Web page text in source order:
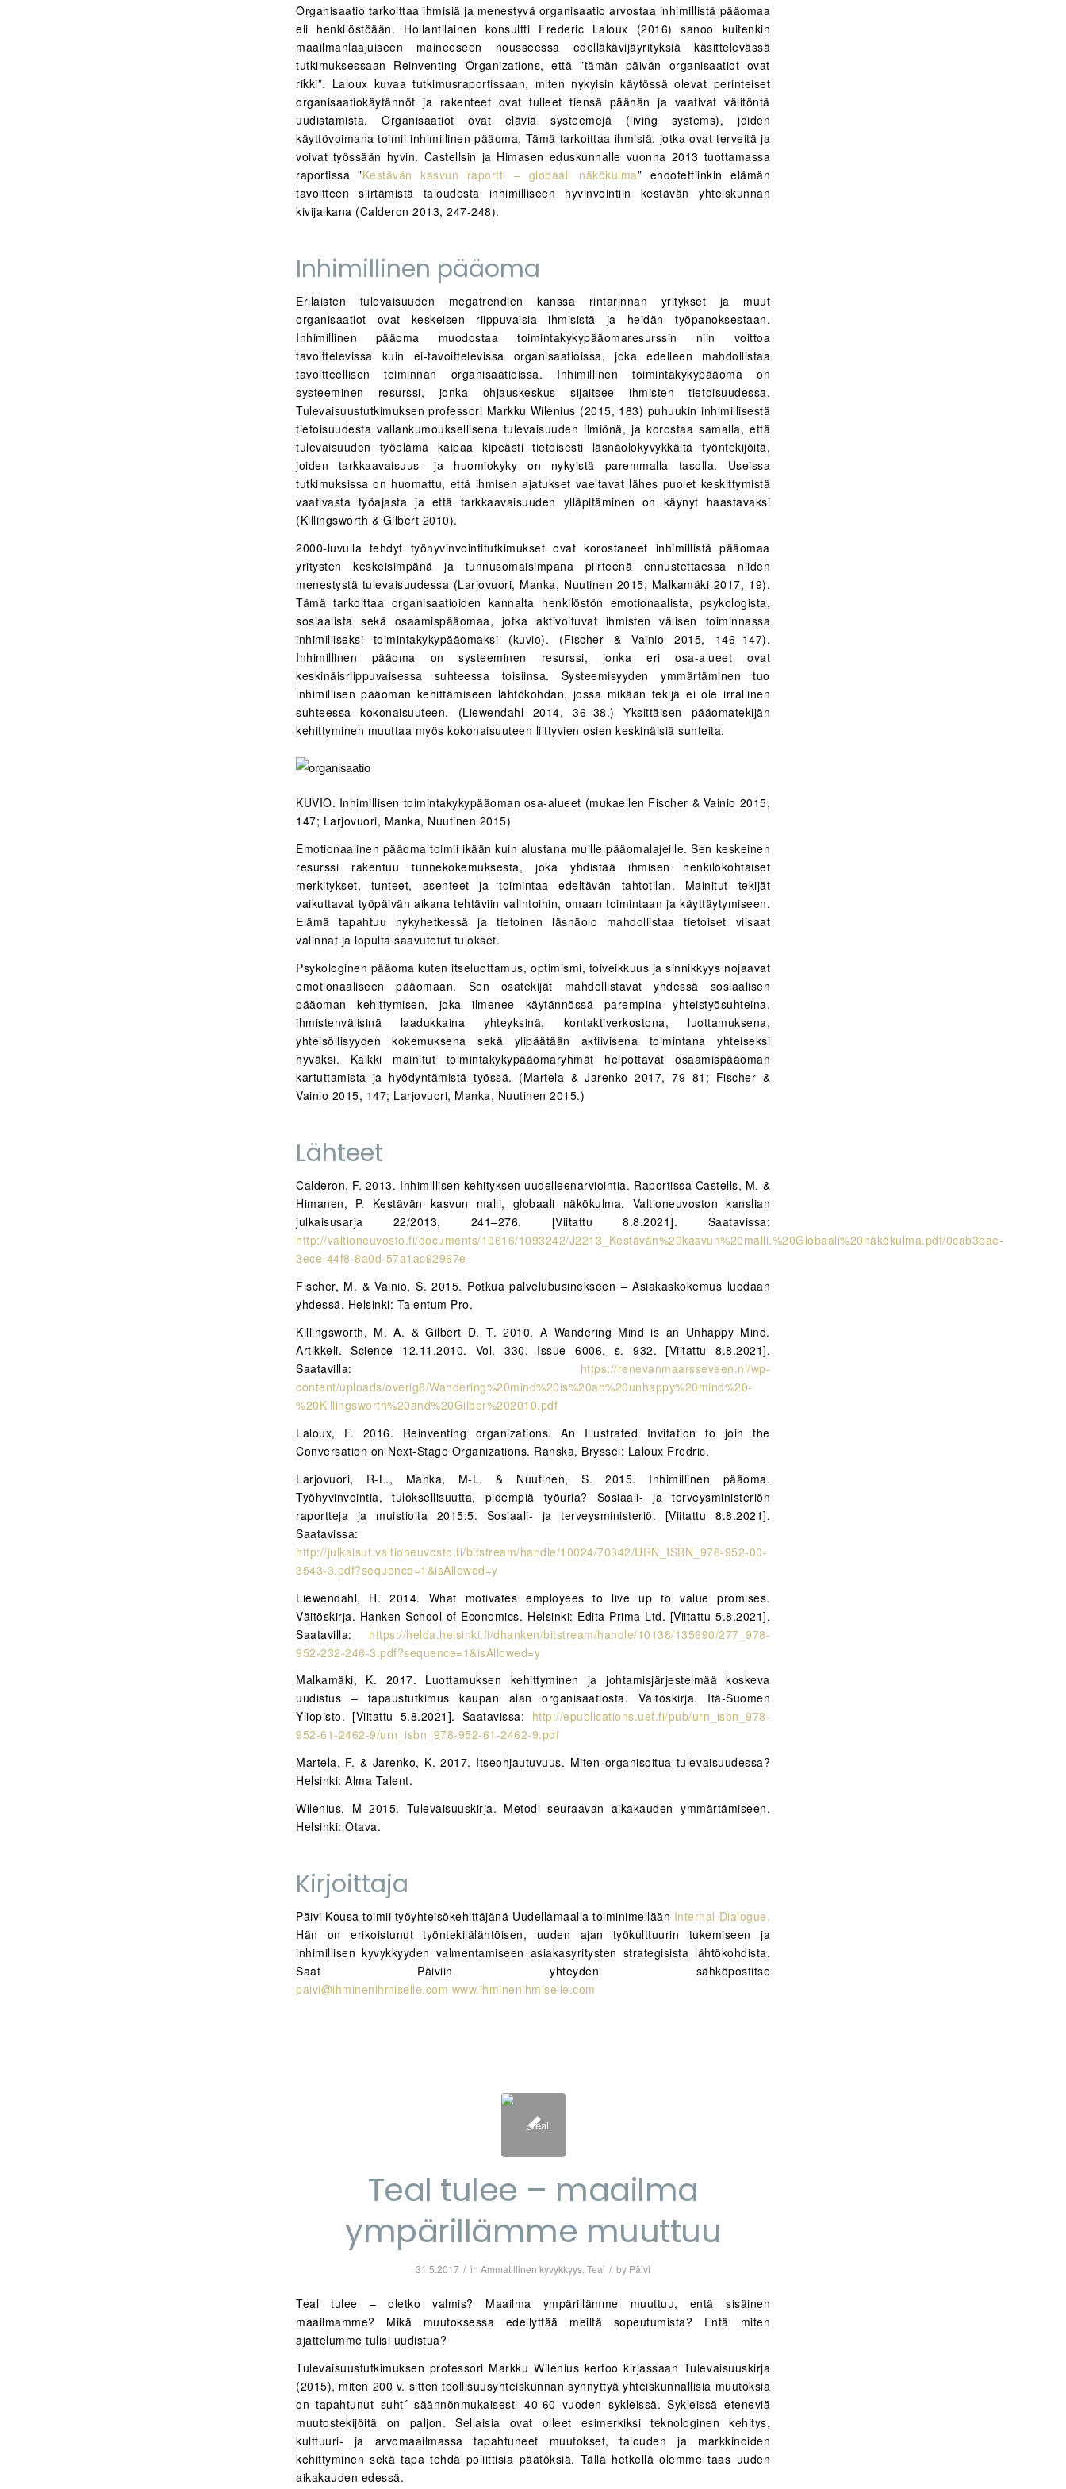
Organisaatio tarkoittaa ihmisiä ja menestyvä organisaatio arvostaa inhimillistä pääomaa
eli henkilöstöään. Hollantilainen konsultti Frederic Laloux (2016) sanoo kuitenkin
maailmanlaajuiseen maineeseen nousseessa edelläkävijäyrityksiä käsittelevässä
tutkimuksessaan Reinventing Organizations, että ”tämän päivän organisaatiot ovat
rikki”. Laloux kuvaa tutkimusraportissaan, miten nykyisin käytössä olevat perinteiset
organisaatiokäytännöt ja rakenteet ovat tulleet tiensä päähän ja vaativat välitöntä
uudistamista. Organisaatiot ovat eläviä systeemejä (living systems), joiden
käyttövoimana toimii inhimillinen pääoma. Tämä tarkoittaa ihmisiä, jotka ovat terveitä ja
voivat työssään hyvin. Castellsin ja Himasen eduskunnalle vuonna 2013 tuottamassa
raportissa ”Kestävän kasvun raportti – globaali näkökulma” ehdotettiinkin elämän
tavoitteen siirtämistä taloudesta inhimilliseen hyvinvointiin kestävän yhteiskunnan
kivijalkana (Calderon 2013, 247-248).
Inhimillinen pääoma
Erilaisten tulevaisuuden megatrendien kanssa rintarinnan yritykset ja muut
organisaatiot ovat keskeisen riippuvaisia ihmisistä ja heidän työpanoksestaan.
Inhimillinen pääoma muodostaa toimintakykypääomaresurssin niin voittoa
tavoittelevissa kuin ei-tavoittelevissa organisaatioissa, joka edelleen mahdollistaa
tavoitteellisen toiminnan organisaatioissa. Inhimillinen toimintakykypääoma on
systeeminen resurssi, jonka ohjauskeskus sijaitsee ihmisten tietoisuudessa.
Tulevaisuustutkimuksen professori Markku Wilenius (2015, 183) puhuukin inhimillisestä
tietoisuudesta vallankumouksellisena tulevaisuuden ilmiönä, ja korostaa samalla, että
tulevaisuuden työelämä kaipaa kipeästi tietoisesti läsnäolokyvykkäitä työntekijöitä,
joiden tarkkaavaisuus- ja huomiokyky on nykyistä paremmalla tasolla. Useissa
tutkimuksissa on huomattu, että ihmisen ajatukset vaeltavat lähes puolet keskittymistä
vaativasta työajasta ja että tarkkaavaisuuden ylläpitäminen on käynyt haastavaksi
(Killingsworth & Gilbert 2010).
2000-luvulla tehdyt työhyvinvointitutkimukset ovat korostaneet inhimillistä pääomaa
yritysten keskeisimpänä ja tunnusomaisimpana piirteenä ennustettaessa niiden
menestystä tulevaisuudessa (Larjovuori, Manka, Nuutinen 2015; Malkamäki 2017, 19).
Tämä tarkoittaa organisaatioiden kannalta henkilöstön emotionaalista, psykologista,
sosiaalista sekä osaamispääomaa, jotka aktivoituvat ihmisten välisen toiminnassa
inhimilliseksi toimintakykypääomaksi (kuvio). (Fischer & Vainio 2015, 146–147).
Inhimillinen pääoma on systeeminen resurssi, jonka eri osa-alueet ovat
keskinäisriippuvaisessa suhteessa toisiinsa. Systeemisyyden ymmärtäminen tuo
inhimillisen pääoman kehittämiseen lähtökohdan, jossa mikään tekijä ei ole irrallinen
suhteessa kokonaisuuteen. (Liewendahl 2014, 36–38.) Yksittäisen pääomatekijän
kehittyminen muuttaa myös kokonaisuuteen liittyvien osien keskinäisiä suhteita.
KUVIO. Inhimillisen toimintakykypääoman osa-alueet (mukaellen Fischer & Vainio 2015,
147; Larjovuori, Manka, Nuutinen 2015)
Emotionaalinen pääoma toimii ikään kuin alustana muille pääomalajeille. Sen keskeinen
resurssi rakentuu tunnekokemuksesta, joka yhdistää ihmisen henkilökohtaiset
merkitykset, tunteet, asenteet ja toimintaa edeltävän tahtotilan. Mainitut tekijät
vaikuttavat työpäivän aikana tehtäviin valintoihin, omaan toimintaan ja käyttäytymiseen.
Elämä tapahtuu nykyhetkessä ja tietoinen läsnäolo mahdollistaa tietoiset viisaat
valinnat ja lopulta saavutetut tulokset.
Psykologinen pääoma kuten itseluottamus, optimismi, toiveikkuus ja sinnikkyys nojaavat
emotionaaliseen pääomaan. Sen osatekijät mahdollistavat yhdessä sosiaalisen
pääoman kehittymisen, joka ilmenee käytännössä parempina yhteistyösuhteina,
ihmistenvälisinä laadukkaina yhteyksinä, kontaktiverkostona, luottamuksena,
yhteisöllisyyden kokemuksena sekä ylipäätään aktiivisena toimintana yhteiseksi
hyväksi. Kaikki mainitut toimintakykypääomaryhmät helpottavat osaamispääoman
kartuttamista ja hyödyntämistä työssä. (Martela & Jarenko 2017, 79–81; Fischer &
Vainio 2015, 147; Larjovuori, Manka, Nuutinen 2015.)
Lähteet
Calderon, F. 2013. Inhimillisen kehityksen uudelleenarviointia. Raportissa Castells, M. &
Himanen, P. Kestävän kasvun malli, globaali näkökulma. Valtioneuvoston kanslian
julkaisusarja 22/2013, 241–276. [Viitattu 8.8.2021]. Saatavissa:
http://valtioneuvosto.fi/documents/10616/1093242/J2213_Kestävän%20kasvun%20malli.%20Globaali%20näkökulma.pdf/0cab3bae-
3ece-44f8-8a0d-57a1ac92967e
Fischer, M. & Vainio, S. 2015. Potkua palvelubusinekseen – Asiakaskokemus luodaan
yhdessä. Helsinki: Talentum Pro.
Killingsworth, M. A. & Gilbert D. T. 2010. A Wandering Mind is an Unhappy Mind.
Artikkeli. Science 12.11.2010. Vol. 330, Issue 6006, s. 932. [Viitattu 8.8.2021].
Saatavilla: https://renevanmaarsseveen.nl/wp-
content/uploads/overig8/Wandering%20mind%20is%20an%20unhappy%20mind%20-
%20Killingsworth%20and%20Gilber%202010.pdf
Laloux, F. 2016. Reinventing organizations. An Illustrated Invitation to join the
Conversation on Next-Stage Organizations. Ranska, Bryssel: Laloux Fredric.
Larjovuori, R-L., Manka, M-L. & Nuutinen, S. 2015. Inhimillinen pääoma.
Työhyvinvointia, tuloksellisuutta, pidempiä työuria? Sosiaali- ja terveysministeriön
raportteja ja muistioita 2015:5. Sosiaali- ja terveysministeriö. [Viitattu 8.8.2021].
Saatavissa:
http://julkaisut.valtioneuvosto.fi/bitstream/handle/10024/70342/URN_ISBN_978-952-00-
3543-3.pdf?sequence=1&isAllowed=y
Liewendahl, H. 2014. What motivates employees to live up to value promises.
Väitöskirja. Hanken School of Economics. Helsinki: Edita Prima Ltd. [Viitattu 5.8.2021].
Saatavilla: https://helda.helsinki.fi/dhanken/bitstream/handle/10138/135690/277_978-
952-232-246-3.pdf?sequence=1&isAllowed=y
Malkamäki, K. 2017. Luottamuksen kehittyminen ja johtamisjärjestelmää koskeva
uudistus – tapaustutkimus kaupan alan organisaatiosta. Väitöskirja. Itä-Suomen
Yliopisto. [Viitattu 5.8.2021]. Saatavissa: http://epublications.uef.fi/pub/urn_isbn_978-
952-61-2462-9/urn_isbn_978-952-61-2462-9.pdf
Martela, F. & Jarenko, K. 2017. Itseohjautuvuus. Miten organisoitua tulevaisuudessa?
Helsinki: Alma Talent.
Wilenius, M 2015. Tulevaisuuskirja. Metodi seuraavan aikakauden ymmärtämiseen.
Helsinki: Otava.
Kirjoittaja
Päivi Kousa toimii työyhteisökehittäjänä Uudellamaalla toiminimellään Internal Dialogue.
Hän on erikoistunut työntekijälähtöisen, uuden ajan työkulttuurin tukemiseen ja
inhimillisen kyvykkyyden valmentamiseen asiakasyritysten strategisista lähtökohdista.
Saat Päiviin yhteyden sähköpostitse
paivi@ihminenihmiselle.com www.ihminenihmiselle.com
Teal tulee – maailma
ympärillämme muuttuu
31.5.2017 / in Ammatillinen kyvykkyys, Teal / by Päivi
Teal tulee – oletko valmis? Maailma ympärillämme muuttuu, entä sisäinen
maailmamme? Mikä muutoksessa edellyttää meiltä sopeutumista? Entä miten
ajattelumme tulisi uudistua?
Tulevaisuustutkimuksen professori Markku Wilenius kertoo kirjassaan Tulevaisuuskirja
(2015), miten 200 v. sitten teollisuusyhteiskunnan synnyttyä yhteiskunnallisia muutoksia
on tapahtunut suht´ säännönmukaisesti 40-60 vuoden sykleissä. Sykleissä eteneviä
muutostekijöitä on paljon. Sellaisia ovat olleet esimerkiksi teknologinen kehitys,
kulttuuri- ja arvomaailmassa tapahtuneet muutokset, talouden ja markkinoiden
kehittyminen sekä tapa tehdä poliittisia päätöksiä. Tällä hetkellä olemme taas uuden
aikakauden edessä.